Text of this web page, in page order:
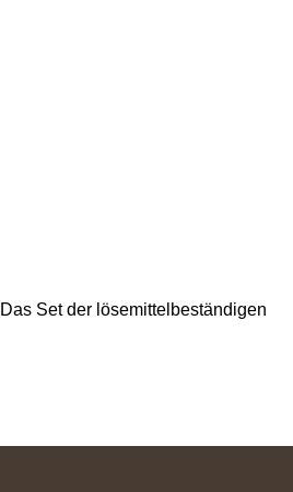
Das Set der lösemittelbeständigen